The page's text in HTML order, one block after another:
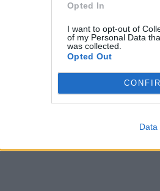
Opted In
I want to opt-out of
of my Personal Data
was collected.
Opted Out
Data